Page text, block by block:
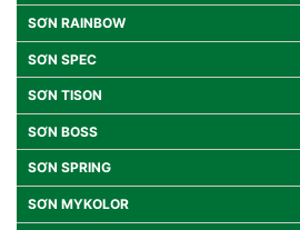
SƠN RAINBOW
SƠN SPEC
SƠN TISON
SƠN BOSS
SƠN SPRING
SƠN MYKOLOR